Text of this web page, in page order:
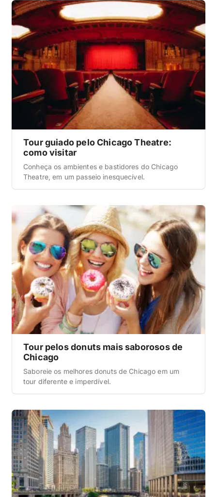
Tour guiado pelo Chicago Theatre:
como visitar
Conheça os ambientes e bastidores do Chicago
Theatre, em um passeio inesquecível.
Tour pelos donuts mais saborosos de
Chicago
Saboreie os melhores donuts de Chicago em um
tour diferente e imperdível.